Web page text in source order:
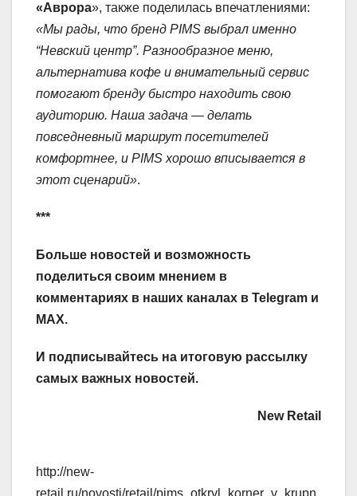
«Аврора», также поделилась впечатлениями:
«Мы рады, что бренд PIMS выбрал именно
“Невский центр”. Разнообразное меню,
альтернатива кофе и внимательный сервис
помогают бренду быстро находить свою
аудиторию. Наша задача — делать
повседневный маршрут посетителей
комфортнее, и PIMS хорошо вписывается в
этот сценарий».
***
Больше новостей и возможность
поделиться своим мнением в
комментариях в наших каналах в Telegram и
MAX.
И подписывайтесь на итоговую рассылку
самых важных новостей.
New Retail
http://new-